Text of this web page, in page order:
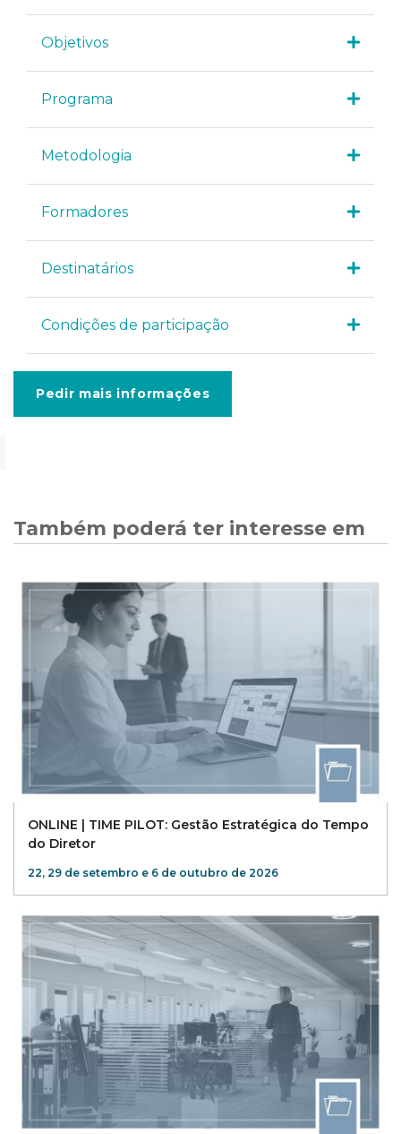
Objetivos
Programa
Metodologia
Formadores
Destinatários
Condições de participação
Pedir mais informações
Também poderá ter interesse em
ONLINE | TIME PILOT: Gestão Estratégica do Tempo
do Diretor
22, 29 de setembro e 6 de outubro de 2026